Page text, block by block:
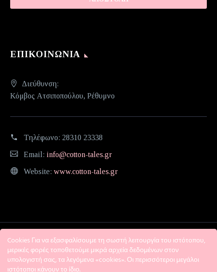
ΕΠΙΚΟΙΝΩΝΊΑ
Διεύθυνση:
Κόμβος Ατσιποπούλου, Ρέθυμνο
Τηλέφωνο: 28310 23338
Email: info@cotton-tales.gr
Website: www.cotton-tales.gr
Cookies Για να εξασφαλίσουμε τη σωστή λειτουργία του ιστότοπου,
μερικές φορές τοποθετούμε μικρά αρχεία δεδομένων στον
υπολογιστή σας, τα λεγόμενα «cookies». Οι περισσότεροι μεγάλοι